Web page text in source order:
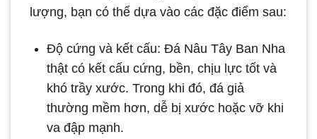
lượng, bạn có thể dựa vào các đặc điểm sau:
Độ cứng và kết cấu: Đá Nâu Tây Ban Nha
thật có kết cấu cứng, bền, chịu lực tốt và
khó trầy xước. Trong khi đó, đá giả
thường mềm hơn, dễ bị xước hoặc vỡ khi
va đập mạnh.